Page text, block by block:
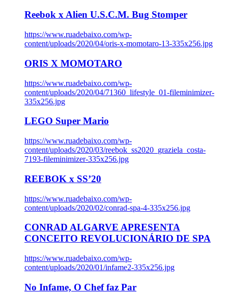
Reebok x Alien U.S.C.M. Bug Stomper
https://www.ruadebaixo.com/wp-
content/uploads/2020/04/oris-x-momotaro-13-335x256.jpg
ORIS X MOMOTARO
https://www.ruadebaixo.com/wp-
content/uploads/2020/04/71360_lifestyle_01-fileminimizer-
335x256.jpg
LEGO Super Mario
https://www.ruadebaixo.com/wp-
content/uploads/2020/03/reebok_ss2020_graziela_costa-
7193-fileminimizer-335x256.jpg
REEBOK x SS’20
https://www.ruadebaixo.com/wp-
content/uploads/2020/02/conrad-spa-4-335x256.jpg
CONRAD ALGARVE APRESENTA
CONCEITO REVOLUCIONÁRIO DE SPA
https://www.ruadebaixo.com/wp-
content/uploads/2020/01/infame2-335x256.jpg
No Infame, O Chef faz Par